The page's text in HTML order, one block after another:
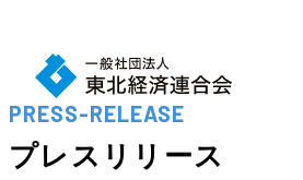
PRESS-RELEASE
プレスリリース